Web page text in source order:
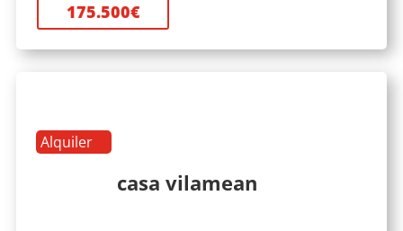
175.500€
Alquiler
casa vilamean